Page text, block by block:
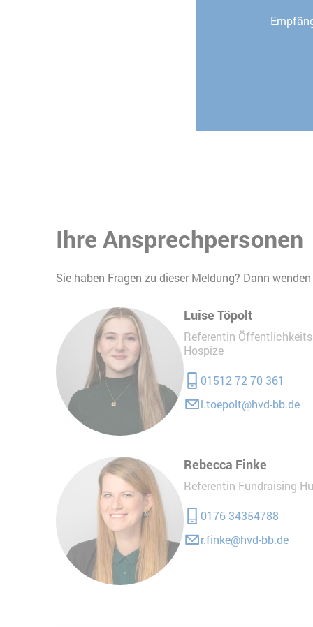
Ihre Ansprechpersonen
Sie haben Fragen zu dieser Meldung? Dann
Luise Töpolt
Referentin
Hospize
01512 72 70 361
l.toepolt@hvd-bb.de
Rebecca Finke
Referentin Fundraising
0176 34354788
r.finke@hvd-bb.de